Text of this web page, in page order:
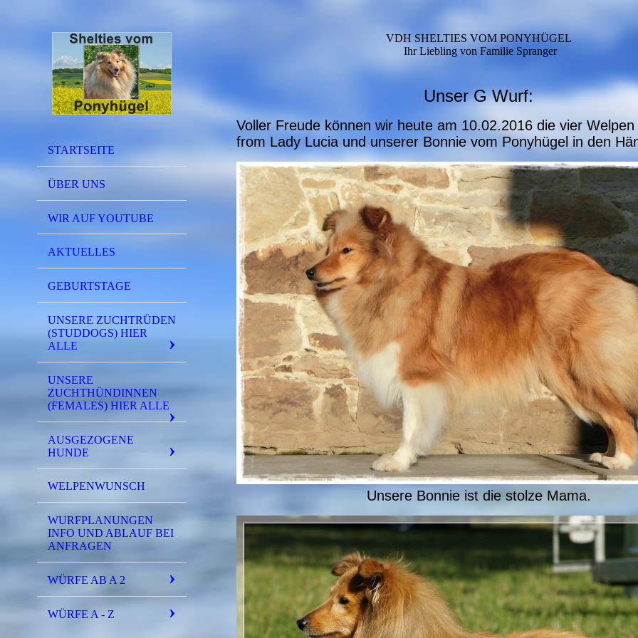
STARTSEITE
ÜBER UNS
WIR AUF YOUTUBE
AKTUELLES
GEBURTSTAGE
UNSERE ZUCHTRÜDEN
(STUDDOGS) HIER
ALLE
UNSERE
ZUCHTHÜNDINNEN
(FEMALES) HIER ALLE
AUSGEZOGENE
HUNDE
WELPENWUNSCH
WURFPLANUNGEN
INFO UND ABLAUF BEI
ANFRAGEN
WÜRFE AB A 2
WÜRFE A - Z
VDH SHELTIES VOM PONYHÜGEL
Ihr Liebling von Familie Spranger
Unser G Wurf:
Voller Freude können wir heute am 10.02.2016 die vier
from Lady Lucia und unserer Bonnie vom Ponyhügel in den
Unsere Bonnie ist die stolze Mama.